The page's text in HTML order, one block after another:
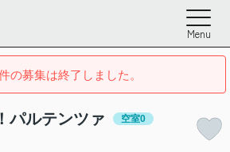
Menu
の募集は終了しました。
パルテンツァ 空室0